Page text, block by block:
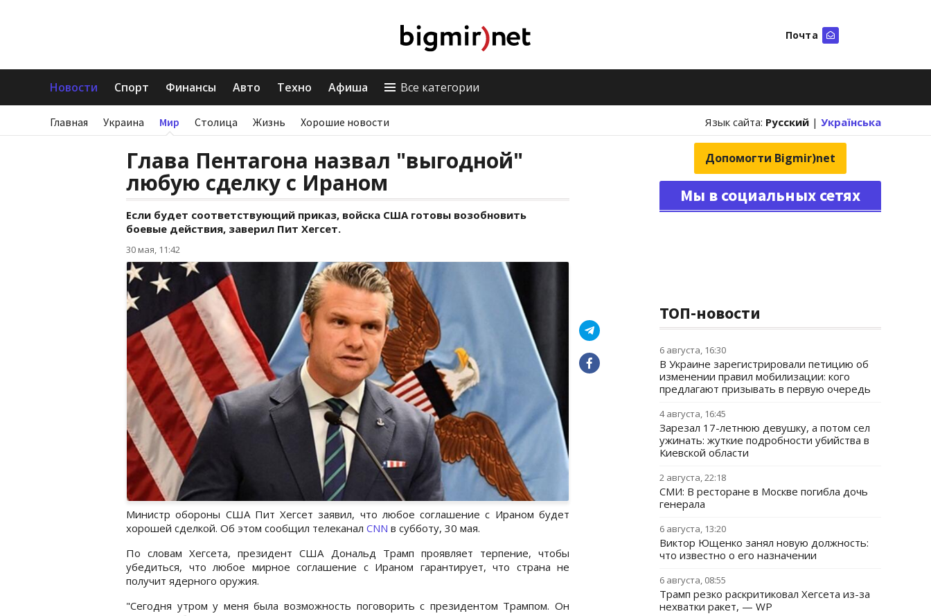
Почта
Новости Спорт Финансы Авто Техно Афиша Все категории
Главная Украина Мир Столица Жизнь Хорошие новости Язык сайта: Русский | Українська
Глава Пентагона назвал "выгодной"
любую сделку с Ираном
Если будет соответствующий приказ, войска США готовы возобновить
боевые действия, заверил Пит Хегсет.
30 мая, 11:42
Министр обороны США Пит Хегсет заявил, что любое соглашение с Ираном будет
хорошей сделкой. Об этом сообщил телеканал CNN в субботу, 30 мая.
По словам Хегсета, президент США Дональд Трамп проявляет терпение, чтобы
убедиться, что любое мирное соглашение с Ираном гарантирует, что страна не
получит ядерного оружия.
"Сегодня утром у меня была возможность поговорить с президентом Трампом. Он
Допомогти Bigmir)net
Мы в социальных сетях
ТОП-новости
6 августа, 16:30
В Украине зарегистрировали петицию об
изменении правил мобилизации: кого
предлагают призывать в первую очередь
4 августа, 16:45
Зарезал 17-летнюю девушку, а потом сел
ужинать: жуткие подробности убийства в
Киевской области
2 августа, 22:18
СМИ: В ресторане в Москве погибла дочь
генерала
6 августа, 13:20
Виктор Ющенко занял новую должность:
что известно о его назначении
6 августа, 08:55
Трамп резко раскритиковал Хегсета из-за
нехватки ракет, — WP